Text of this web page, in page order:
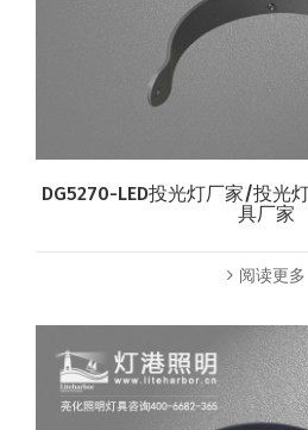
DG5270-LED投光灯厂家/投光
具厂家
阅读更多